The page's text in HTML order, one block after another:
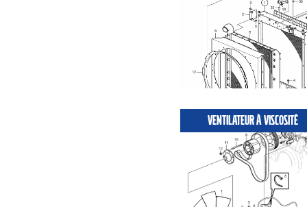
VENTILATEUR À VISCOSITÉ